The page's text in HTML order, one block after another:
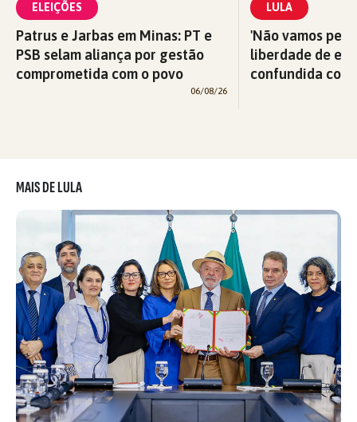
ELEIÇÕES
Patrus e Jarbas em Minas: PT e
PSB selam aliança por gestão
comprometida com o povo
06/08/26
LULA
'Não vamos
liberdade de
confundida
MAIS DE LULA